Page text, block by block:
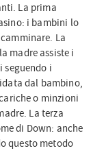
La prima
i bambini lo
La
madre assiste i
seguendo i
dal bambino,
o minzioni
La terza
di Down: anche
questo metodo